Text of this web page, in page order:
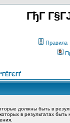
ГђГ
Правила
должны быть в
в результатах